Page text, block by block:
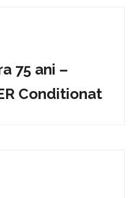
75 ani –
Conditionat